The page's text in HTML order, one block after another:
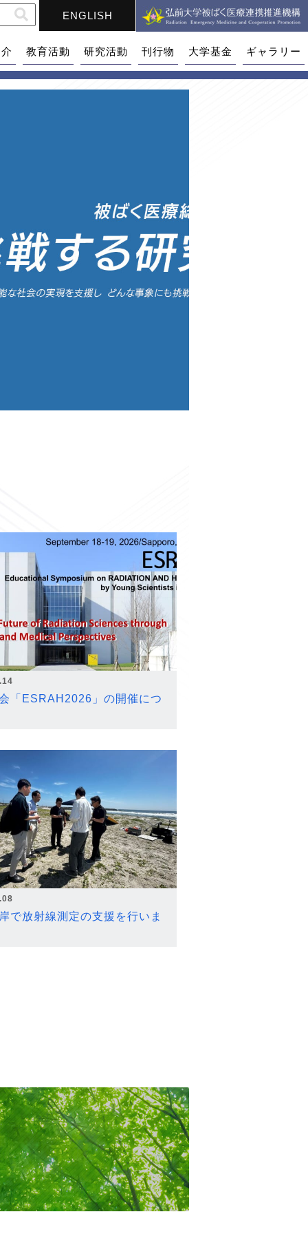
ENGLISH
教育活動 研究活動 刊行物 大学基金 ギャラリー
「ESRAH2026」の開催につ
で放射線測定の支援を行いま